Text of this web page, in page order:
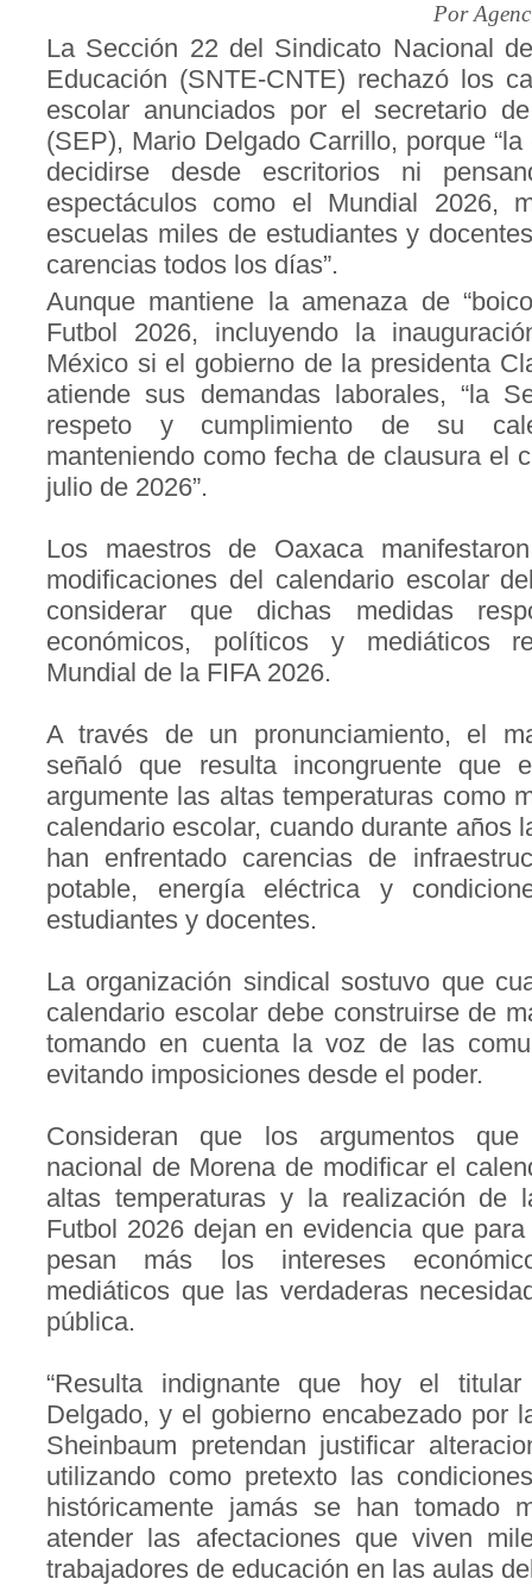
Por
La Sección 22 del Sindicato Nacional
Educación (SNTE-CNTE) rechazó los
escolar anunciados por el secretario
(SEP), Mario Delgado Carrillo, porque
decidirse desde escritorios ni
espectáculos como el Mundial 2026,
escuelas miles de estudiantes y
carencias todos los días”.
Aunque mantiene la amenaza de
Futbol 2026, incluyendo la
México si el gobierno de la presidenta
atiende sus demandas laborales, “la
respeto y cumplimiento de su
manteniendo como fecha de clausura el
julio de 2026”.
Los maestros de Oaxaca
modificaciones del calendario escolar
considerar que dichas medidas
económicos, políticos y mediáticos
Mundial de la FIFA 2026.
A través de un pronunciamiento, el
señaló que resulta incongruente que
argumente las altas temperaturas como
calendario escolar, cuando durante años
han enfrentado carencias de
potable, energía eléctrica y
estudiantes y docentes.
La organización sindical sostuvo que
calendario escolar debe construirse de
tomando en cuenta la voz de las
evitando imposiciones desde el poder.
Consideran que los argumentos
nacional de Morena de modificar el
altas temperaturas y la realización de
Futbol 2026 dejan en evidencia que
pesan más los intereses
mediáticos que las verdaderas
pública.
“Resulta indignante que hoy el
Delgado, y el gobierno encabezado por
Sheinbaum pretendan justificar
utilizando como pretexto las
históricamente jamás se han tomado
atender las afectaciones que viven
trabajadores de educación en las aulas